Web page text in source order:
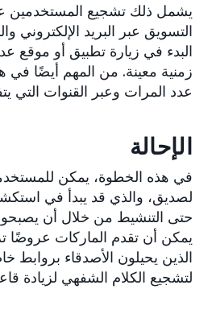
يشمل ذلك تشجيع المستخدمين
التسويق عبر البريد الإلكتروني
البدء في زيارة تطبيق أو موقع
زمنية معينة. من المهم أيضًا في
عدد المرات وعبر القنوات التي
الإحالة
في هذه الخطوة، يمكن
لصديق، والذي قد يبدأ في
حتى التنشيط من خلال أن
يمكن أن تقدم الماركات عروضًا
الذين يحيلون الأصدقاء بروابط
لتشجيع الكلام الشفهي لزيادة